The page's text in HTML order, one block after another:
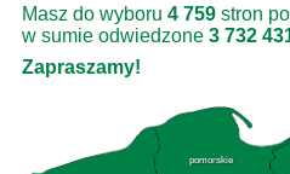
Masz do wyboru 4 759 stron
w sumie odwiedzone 3 732
Zapraszamy!
pomorskie